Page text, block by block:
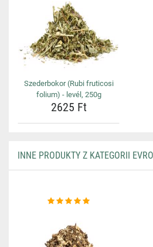
Szederbokor (Rubi fruticosi
folium) - levél, 250g
2625 Ft
INNE PRODUKTY Z KATEGORII